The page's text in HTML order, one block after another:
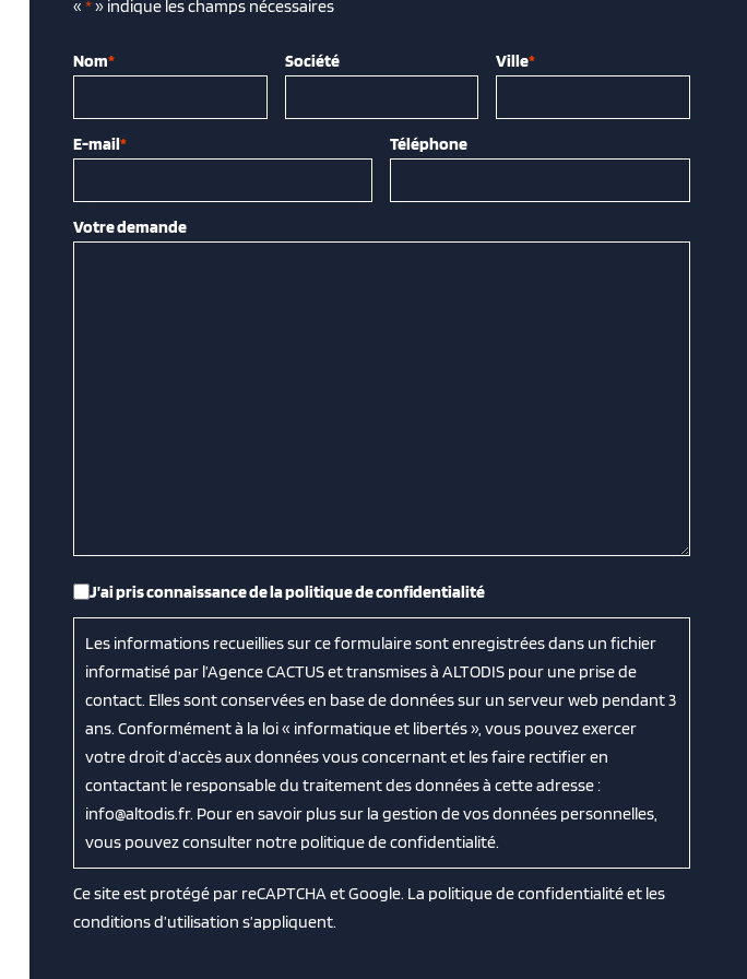
« *» indique les champs nécessaires
Nom* Société Ville*
E-mail* Téléphone
Votre demande
RGPD
J’ai pris connaissance de la politique de confidentialité
Les informations recueillies sur ce formulaire sont enregistrées dans un fichier
informatisé par l’Agence CACTUS et transmises à ALTODIS pour une prise de
contact. Elles sont conservées en base de données sur un serveur web pendant 3
ans. Conformément à la loi « informatique et libertés », vous pouvez exercer
votre droit d’accès aux données vous concernant et les faire rectifier en
contactant le responsable du traitement des données à cette adresse :
info@altodis.fr. Pour en savoir plus sur la gestion de vos données personnelles,
vous pouvez consulter notre politique de confidentialité.
Ce site est protégé par reCAPTCHA et Google. La politique de confidentialitéet les
conditions d’utilisation s’appliquent.